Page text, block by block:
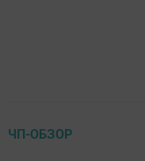
ЧП-ОБЗОР